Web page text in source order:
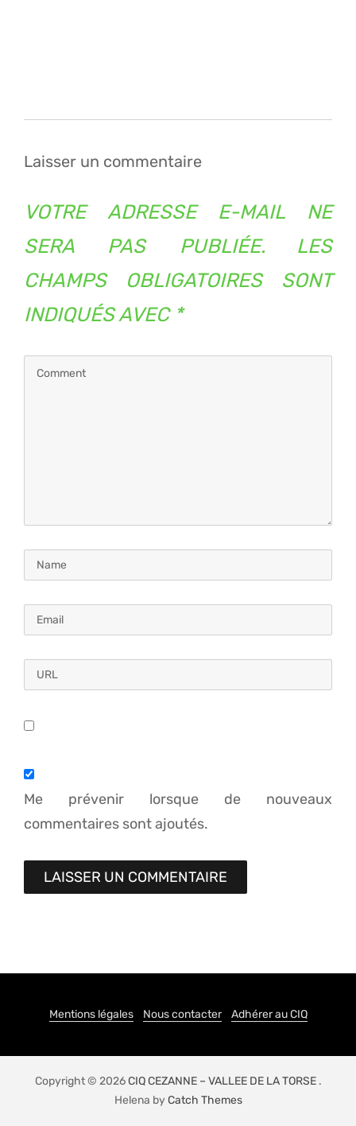
Laisser un commentaire
VOTRE ADRESSE E-MAIL NE
SERA PAS PUBLIÉE.
LES
CHAMPS OBLIGATOIRES SONT
INDIQUÉS AVEC *
Me prévenir lorsque de nouveaux
commentaires sont ajoutés.
Mentions légales Nous contacter Adhérer au CIQ
Copyright © 2026CIQ CEZANNE – VALLEE DE LA TORSE.
Helena byCatch Themes